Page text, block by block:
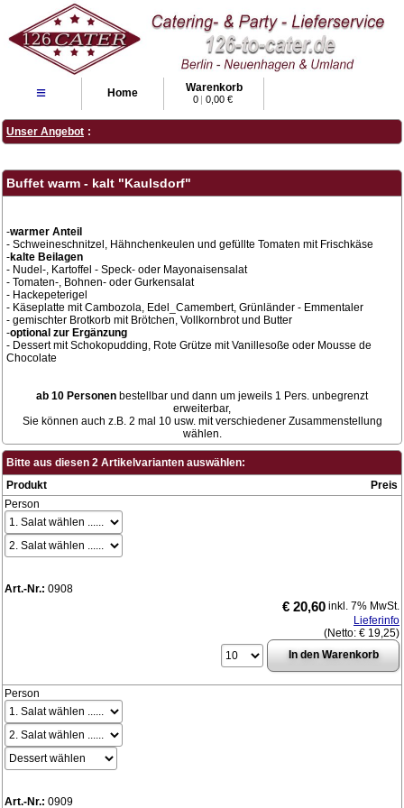
≡ Home Warenkorb
0 | 0,00 €
Unser Angebot :
Buffet warm - kalt "Kaulsdorf"
-warmer Anteil
- Schweineschnitzel, Hähnchenkeulen und gefüllte Tomaten mit Frischkäse
-kalte Beilagen
- Nudel-, Kartoffel - Speck- oder Mayonaisensalat
- Tomaten-, Bohnen- oder Gurkensalat
- Hackepeterigel
- Käseplatte mit Cambozola, Edel_Camembert, Grünländer - Emmentaler
- gemischter Brotkorb mit Brötchen, Vollkornbrot und Butter
-optional zur Ergänzung
- Dessert mit Schokopudding, Rote Grütze mit Vanillesoße oder Mousse de
Chocolate
ab 10 Personen bestellbar und dann um jeweils 1 Pers. unbegrenzt
erweiterbar,
Sie können auch z.B. 2 mal 10 usw. mit verschiedener Zusammenstellung
wählen.
Bitte aus diesen 2 Artikelvarianten auswählen:
Produkt
Preis
Person
Art.-Nr.: 0908
€ 20,60 inkl. 7% MwSt.
Lieferinfo
(Netto: € 19,25)
Person
Art.-Nr.: 0909